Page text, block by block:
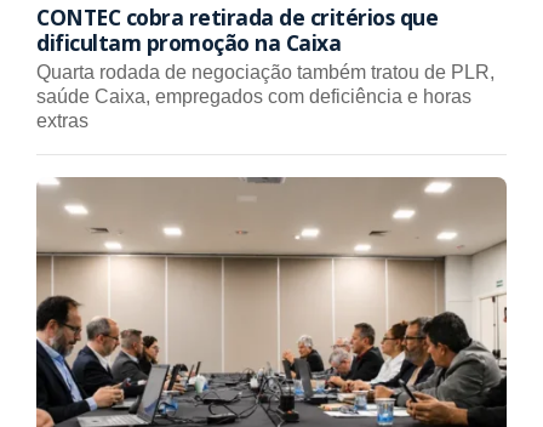
CONTEC cobra retirada de critérios que
dificultam promoção na Caixa
Quarta rodada de negociação também tratou de PLR,
saúde Caixa, empregados com deficiência e horas
extras